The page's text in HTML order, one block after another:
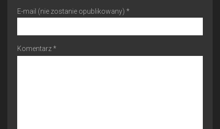
E-mail (nie zostanie opublikowany) *
Komentarz *